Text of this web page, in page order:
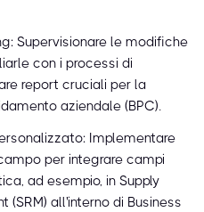
Supervisionare le modifiche
con i processi di
report cruciali per la
aziendale (BPC).
Implementare
per integrare campi
ad esempio, in Supply
(SRM) all'interno di Business